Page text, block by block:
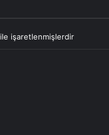
ile işaretlenmişlerdir